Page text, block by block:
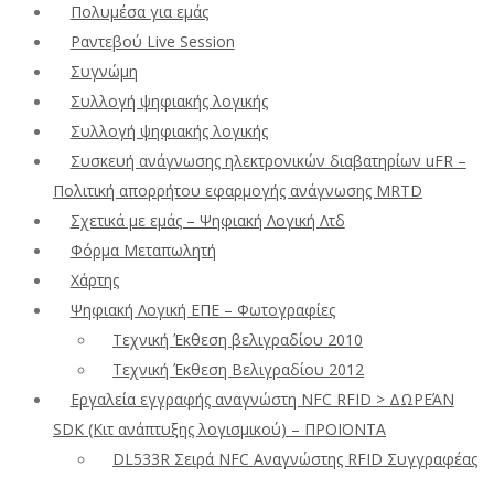
Πολυμέσα για εμάς
Ραντεβού Live Session
Συγνώμη
Συλλογή ψηφιακής λογικής
Συλλογή ψηφιακής λογικής
Συσκευή ανάγνωσης ηλεκτρονικών διαβατηρίων uFR –
Πολιτική απορρήτου εφαρμογής ανάγνωσης MRTD
Σχετικά με εμάς – Ψηφιακή Λογική Λτδ
Φόρμα Μεταπωλητή
Χάρτης
Ψηφιακή Λογική ΕΠΕ – Φωτογραφίες
Τεχνική Έκθεση βελιγραδίου 2010
Τεχνική Έκθεση Βελιγραδίου 2012
Εργαλεία εγγραφής αναγνώστη NFC RFID > ΔΩΡΕΆΝ
SDK (Κιτ ανάπτυξης λογισμικού) – ΠΡΟΪΟΝΤΑ
DL533R Σειρά NFC Αναγνώστης RFID Συγγραφέας